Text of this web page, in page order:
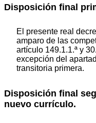
Disposición final
El presente real
amparo de las
artículo 149.1.1.ª y
excepción del
transitoria primera.
Disposición final
nuevo currículo.